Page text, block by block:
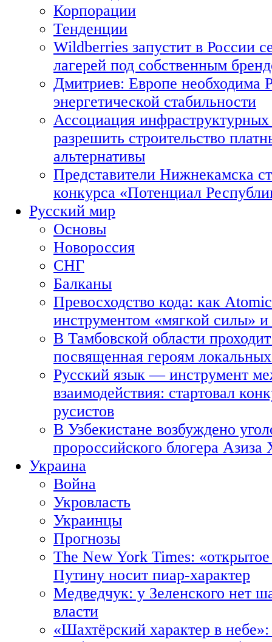
Корпорации
Тенденции
Wildberries запустит в России
лагерей под собственным
Дмитриев: Европе необходима
энергетической стабильности
Ассоциация
разрешить строительство
альтернативы
Представители Нижнекамска
конкурса «Потенциал
Русский мир
Основы
Новороссия
СНГ
Балканы
Превосходство кода: как
инструментом «мягкой силы» и
В Тамбовской области
посвященная героям
Русский язык — инструмент
взаимодействия: стартовал
русистов
В Узбекистане возбуждено
пророссийского блогера Азиза
Украина
Война
Укровласть
Украинцы
Прогнозы
The New York Times:
Путину носит пиар-характер
Медведчук: у Зеленского нет
власти
«Шахтёрский характер в